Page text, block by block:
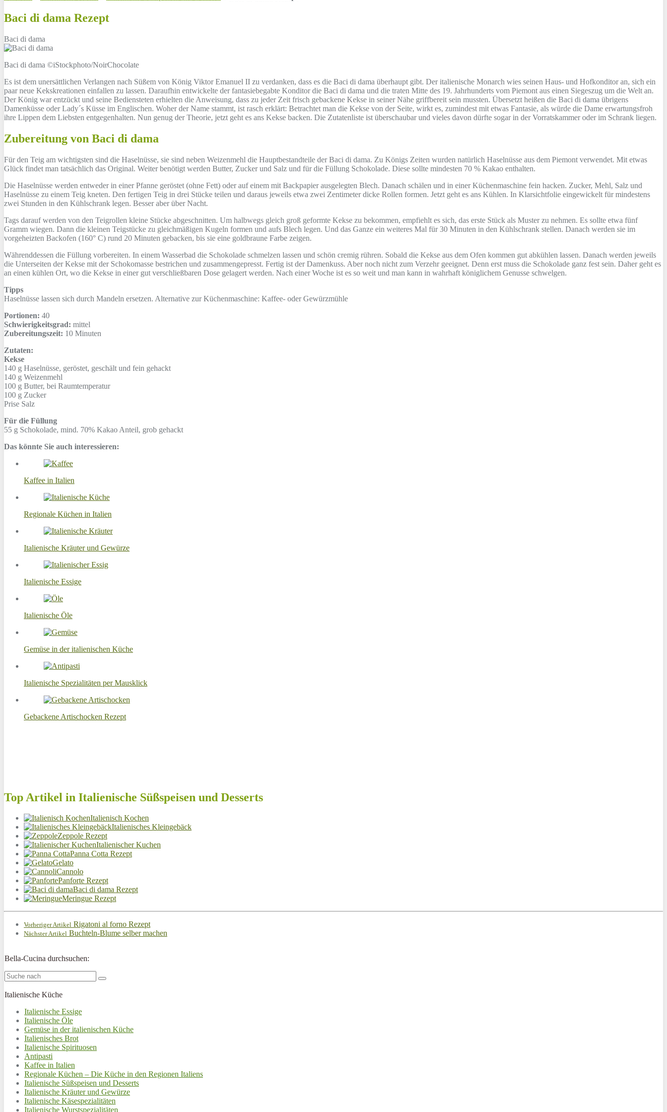
Baci di dama Rezept
Baci di dama
Baci di dama ©iStockphoto/NoirChocolate
Es ist dem unersättlichen Verlangen nach Süßem von König Viktor Emanuel II zu verdanken, dass es die Baci di dama überhaupt gibt. Der italienische Monarch wies seinen Haus- und Hofkonditor an, sich ein
paar neue Kekskreationen einfallen zu lassen. Daraufhin entwickelte der fantasiebegabte Konditor die Baci di dama und die traten Mitte des 19. Jahrhunderts vom Piemont aus einen Siegeszug um die Welt an.
Der König war entzückt und seine Bediensteten erhielten die Anweisung, dass zu jeder Zeit frisch gebackene Kekse in seiner Nähe griffbereit sein mussten. Übersetzt heißen die Baci di dama übrigens
Damenküsse oder Lady´s Küsse im Englischen. Woher der Name stammt, ist rasch erklärt: Betrachtet man die Kekse von der Seite, wirkt es, zumindest mit etwas Fantasie, als würde die Dame erwartungsfroh
ihre Lippen dem Liebsten entgegenhalten. Nun genug der Theorie, jetzt geht es ans Kekse backen. Die Zutatenliste ist überschaubar und vieles davon dürfte sogar in der Vorratskammer oder im Schrank liegen.
Zubereitung von Baci di dama
Für den Teig am wichtigsten sind die Haselnüsse, sie sind neben Weizenmehl die Hauptbestandteile der Baci di dama. Zu Königs Zeiten wurden natürlich Haselnüsse aus dem Piemont verwendet. Mit etwas
Glück findet man tatsächlich das Original. Weiter benötigt werden Butter, Zucker und Salz und für die Füllung Schokolade. Diese sollte mindesten 70 % Kakao enthalten.
Die Haselnüsse werden entweder in einer Pfanne geröstet (ohne Fett) oder auf einem mit Backpapier ausgelegten Blech. Danach schälen und in einer Küchenmaschine fein hacken. Zucker, Mehl, Salz und
Haselnüsse zu einem Teig kneten. Den fertigen Teig in drei Stücke teilen und daraus jeweils etwa zwei Zentimeter dicke Rollen formen. Jetzt geht es ans Kühlen. In Klarsichtfolie eingewickelt für mindestens
zwei Stunden in den Kühlschrank legen. Besser aber über Nacht.
Tags darauf werden von den Teigrollen kleine Stücke abgeschnitten. Um halbwegs gleich groß geformte Kekse zu bekommen, empfiehlt es sich, das erste Stück als Muster zu nehmen. Es sollte etwa fünf
Gramm wiegen. Dann die kleinen Teigstücke zu gleichmäßigen Kugeln formen und aufs Blech legen. Und das Ganze ein weiteres Mal für 30 Minuten in den Kühlschrank stellen. Danach werden sie im
vorgeheizten Backofen (160° C) rund 20 Minuten gebacken, bis sie eine goldbraune Farbe zeigen.
Währenddessen die Füllung vorbereiten. In einem Wasserbad die Schokolade schmelzen lassen und schön cremig rühren. Sobald die Kekse aus dem Ofen kommen gut abkühlen lassen. Danach werden jeweils
die Unterseiten der Kekse mit der Schokomasse bestrichen und zusammengepresst. Fertig ist der Damenkuss. Aber noch nicht zum Verzehr geeignet. Denn erst muss die Schokolade ganz fest sein. Daher geht es
an einen kühlen Ort, wo die Kekse in einer gut verschließbaren Dose gelagert werden. Nach einer Woche ist es so weit und man kann in wahrhaft königlichem Genusse schwelgen.
Tipps
Haselnüsse lassen sich durch Mandeln ersetzen. Alternative zur Küchenmaschine: Kaffee- oder Gewürzmühle
Portionen: 40
Schwierigkeitsgrad: mittel
Zubereitungszeit: 10 Minuten
Zutaten:
Kekse
140 g Haselnüsse, geröstet, geschält und fein gehackt
140 g Weizenmehl
100 g Butter, bei Raumtemperatur
100 g Zucker
Prise Salz
Für die Füllung
55 g Schokolade, mind. 70% Kakao Anteil, grob gehackt
Das könnte Sie auch interessieren:
Kaffee in Italien
Regionale Küchen in Italien
Italienische Kräuter und Gewürze
Italienische Essige
Italienische Öle
Gemüse in der italienischen Küche
Italienische Spezialitäten per Mausklick
Gebackene Artischocken Rezept
Top Artikel in Italienische Süßspeisen und Desserts
Italienisch Kochen
Italienisches Kleingebäck
Zeppole Rezept
Italienischer Kuchen
Panna Cotta Rezept
Gelato
Cannolo
Panforte Rezept
Baci di dama Rezept
Meringue Rezept
Vorheriger Artikel Rigatoni al forno Rezept
Nächster Artikel Buchteln-Blume selber machen
Bella-Cucina durchsuchen:
Italienische Küche
Italienische Essige
Italienische Öle
Gemüse in der italienischen Küche
Italienisches Brot
Italienische Spirituosen
Antipasti
Kaffee in Italien
Regionale Küchen – Die Küche in den Regionen Italiens
Italienische Süßspeisen und Desserts
Italienische Kräuter und Gewürze
Italienische Käsespezialitäten
Italienische Wurstspezialitäten